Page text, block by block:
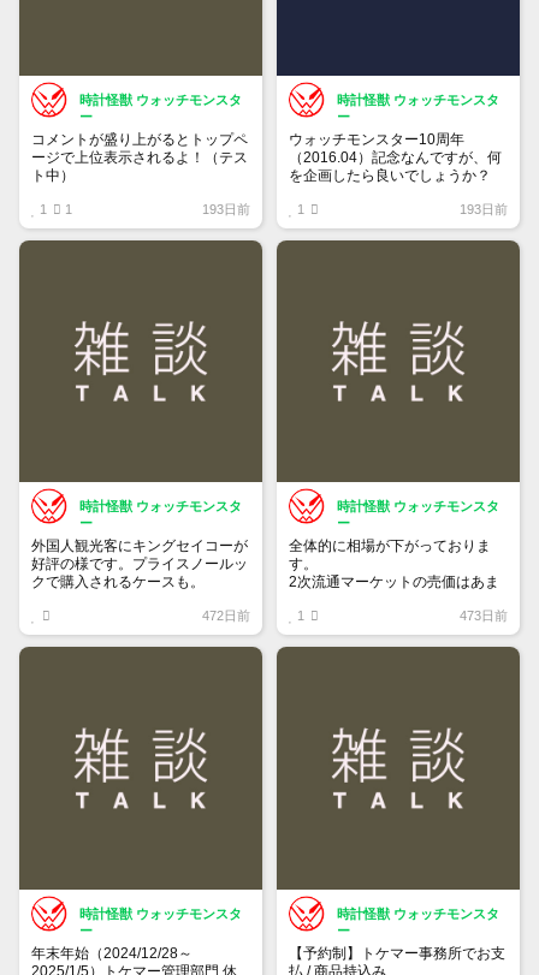
時計怪獣 ウォッチモンスタ
ー
コメントが盛り上がるとトップペ
ージで上位表示されるよ！（テス
ト中）
1 1 193日前
時計怪獣 ウォッチモンスタ
ー
ウォッチモンスター10周年
（2016.04）記念なんですが、何
を企画したら良いでしょうか？
1 193日前
時計怪獣 ウォッチモンスタ
ー
外国人観光客にキングセイコーが
好評の様です。プライスノールッ
クで購入されるケースも。
472日前
時計怪獣 ウォッチモンスタ
ー
全体的に相場が下がっておりま
す。
2次流通マーケットの売価はあま
すが、6桁スポーツはじめ、ドレ
ス系も思っている10％は下にな
1 473日前
時計怪獣 ウォッチモンスタ
ー
年末年始（2024/12/28～
2025/1/5）トケマー管理部門 休
時計怪獣 ウォッチモンスタ
ー
【予約制】トケマー事務所でお支
払 / 商品持込み